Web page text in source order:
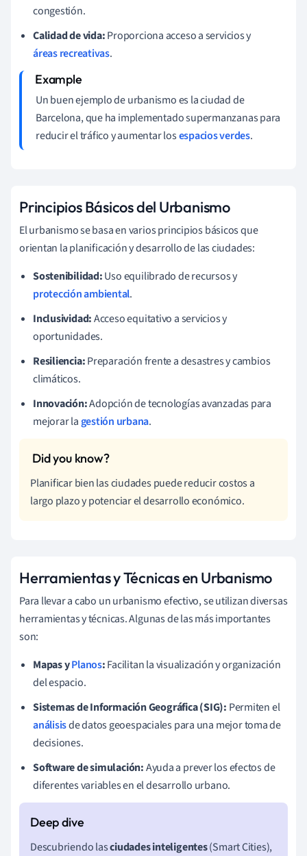
congestión.
Calidad de vida:Proporciona acceso a servicios y
áreas recreativas.
Un buen ejemplo de urbanismo es la ciudad de
Barcelona, que ha implementado supermanzanas para
reducir el tráfico y aumentar losespacios verdes.
Principios Básicos del Urbanismo
El urbanismo se basa en varios principios básicos que
orientan la planificación y desarrollo de las ciudades:
Sostenibilidad:Uso equilibrado de recursos y
protección ambiental.
Inclusividad:Acceso equitativo a servicios y
oportunidades.
Resiliencia:Preparación frente a desastres y cambios
climáticos.
Innovación:Adopción de tecnologías avanzadas para
mejorar la gestión urbana.
Planificar bien las ciudades puede reducir costos a
largo plazo y potenciar el desarrollo económico.
Herramientas y Técnicas en Urbanismo
Para llevar a cabo un urbanismo efectivo, se utilizan diversas
herramientas y técnicas. Algunas de las más importantes
son:
Mapas yPlanos:Facilitan la visualización y organización
del espacio.
Sistemas de Información Geográfica (SIG): Permiten el
análisisde datos geoespaciales para una mejor toma de
decisiones.
Software de simulación:Ayuda a prever los efectos de
diferentes variables en el desarrollo urbano.
Descubriendo lasciudades inteligentes(Smart Cities),